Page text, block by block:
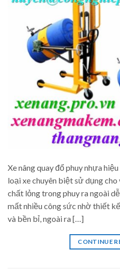
Xe nâng quay đổ phuy nhựa
loại xe chuyên biệt sử dụng cho
chất lỏng trong phuy ra ngoài
mất nhiều công sức nhờ thiết
và bền bỉ, ngoài ra […]
CONTINUE